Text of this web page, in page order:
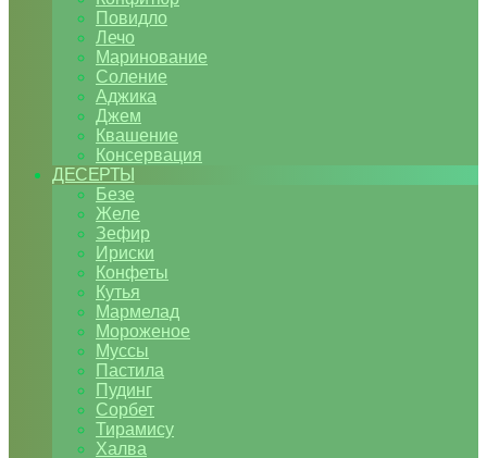
Повидло
Лечо
Маринование
Соление
Аджика
Джем
Квашение
Консервация
ДЕСЕРТЫ
Безе
Желе
Зефир
Ириски
Конфеты
Кутья
Мармелад
Мороженое
Муссы
Пастила
Пудинг
Сорбет
Тирамису
Халва